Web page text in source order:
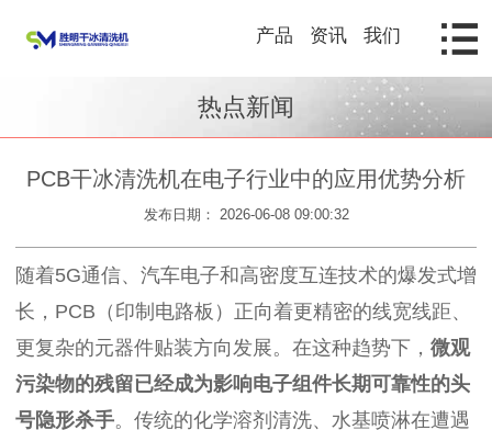
产品 资讯 我们
热点新闻
PCB干冰清洗机在电子行业中的应用优势分析
发布日期： 2026-06-08 09:00:32
随着5G通信、汽车电子和高密度互连技术的爆发式增
长，PCB（印制电路板）正向着更精密的线宽线距、
更复杂的元器件贴装方向发展。在这种趋势下， 微观
污染物的残留已经成为影响电子组件长期可靠性的头
号隐形杀手。传统的化学溶剂清洗、水基喷淋在遭遇